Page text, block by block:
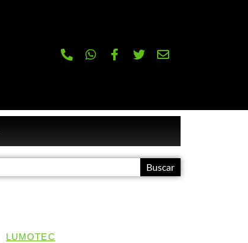
Buscar
LUMOTEC